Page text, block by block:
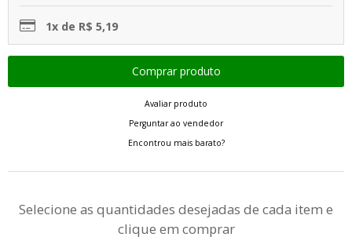
1x de R$ 5,19
Avaliar produto
Perguntar ao vendedor
Encontrou mais barato?
Selecione as quantidades desejadas de cada item e
clique em comprar